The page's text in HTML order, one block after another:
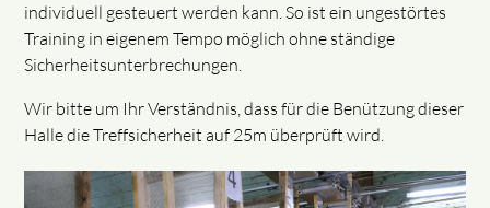
individuell gesteuert werden kann. So ist ein ungestörtes
Training in eigenem Tempo möglich ohne ständige
Sicherheitsunterbrechungen.
Wir bitte um Ihr Verständnis, dass für die Benützung dieser
Halle die Treffsicherheit auf 25m überprüft wird.